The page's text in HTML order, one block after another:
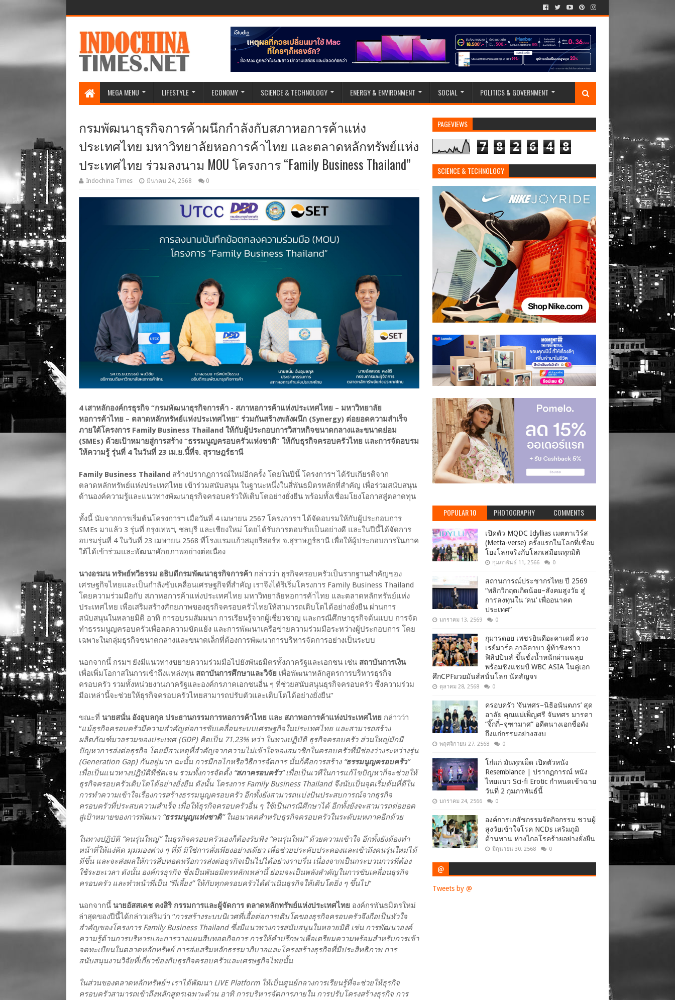
MEGA MENU LIFESTYLE ECONOMY SCIENCE & TECHNOLOGY ENERGY & ENVIRONMENT SOCIAL POLITICS & GOVERNMENT
กรมพัฒนาธุรกิจการค้าผนึกกำลังกับสภาหอการค้าแห่ง
ประเทศไทย มหาวิทยาลัยหอการค้าไทย และตลาดหลักทรัพย์แห่ง
ประเทศไทย ร่วมลงนาม MOU โครงการ “Family Business Thailand”
Indochina Times มีนาคม 24, 2568 0
4 เสาหลักองค์กรธุรกิจ “กรมพัฒนาธุรกิจการค้า - สภาหอการค้าแห่งประเทศไทย – มหาวิทยาลัย
หอการค้าไทย – ตลาดหลักทรัพย์แห่งประเทศไทย” ร่วมกันสร้างพลังผนึก (Synergy) ต่อยอดความสำเร็จ
ภายใต้โครงการ Family Business Thailand ให้กับผู้ประกอบการวิสาหกิจขนาดกลางและขนาดย่อม
(SMEs) ด้วยเป้าหมายสู่การสร้าง “ธรรมนูญครอบครัวแห่งชาติ” ให้กับธุรกิจครอบครัวไทย และการจัดอบรม
ให้ความรู้ รุ่นที่ 4 ในวันที่ 23 เม.ย.นี้ที่จ. สุราษฎร์ธานี
Family Business Thailand สร้างปรากฏการณ์ใหม่อีกครั้ง โดยในปีนี้ โครงการฯ ได้รับเกียรติจาก
ตลาดหลักทรัพย์แห่งประเทศไทย เข้าร่วมสนับสนุน ในฐานะหนึ่งในสี่พันธมิตรหลักที่สำคัญ เพื่อร่วมสนับสนุน
ด้านองค์ความรู้และแนวทางพัฒนาธุรกิจครอบครัวให้เติบโตอย่างยั่งยืน พร้อมทั้งเชื่อมโยงโอกาสสู่ตลาดทุน
ทั้งนี้ นับจากการเริ่มต้นโครงการฯ เมื่อวันที่ 4 เมษายน 2567 โครงการฯ ได้จัดอบรมให้กับผู้ประกอบการ
SMEs มาแล้ว 3 รุ่นที่ กรุงเทพฯ, ชลบุรี และเชียงใหม่ โดยได้รับการตอบรับเป็นอย่างดี และในปีนี้ได้จัดการ
อบรมรุ่นที่ 4 ในวันที่ 23 เมษายน 2568 ที่โรงแรมแก้วสมุยรีสอร์ท จ.สุราษฎร์ธานี เพื่อให้ผู้ประกอบการในภาค
ใต้ได้เข้าร่วมและพัฒนาศักยภาพอย่างต่อเนื่อง
นางอรมน ทรัพย์ทวีธรรม อธิบดีกรมพัฒนาธุรกิจการค้า กล่าวว่า ธุรกิจครอบครัวเป็นรากฐานสำคัญของ
เศรษฐกิจไทยและเป็นกำลังขับเคลื่อนเศรษฐกิจที่สำคัญ เราจึงได้ริเริ่มโครงการ Family Business Thailand
โดยความร่วมมือกับ สภาหอการค้าแห่งประเทศไทย มหาวิทยาลัยหอการค้าไทย และตลาดหลักทรัพย์แห่ง
ประเทศไทย เพื่อเสริมสร้างศักยภาพของธุรกิจครอบครัวไทยให้สามารถเติบโตได้อย่างยั่งยืน ผ่านการ
สนับสนุนในหลายมิติ อาทิ การอบรมสัมมนา การเรียนรู้จากผู้เชี่ยวชาญ และกรณีศึกษาธุรกิจต้นแบบ การจัด
ทำธรรมนูญครอบครัวเพื่อลดความขัดแย้ง และการพัฒนาเครือข่ายความร่วมมือระหว่างผู้ประกอบการ โดย
เฉพาะในกลุ่มธุรกิจขนาดกลางและขนาดเล็กที่ต้องการพัฒนาการบริหารจัดการอย่างเป็นระบบ
นอกจากนี้ กรมฯ ยังมีแนวทางขยายความร่วมมือไปยังพันธมิตรทั้งภาครัฐและเอกชน เช่น สถาบันการเงิน
เพื่อเพิ่มโอกาสในการเข้าถึงแหล่งทุน สถาบันการศึกษาและวิจัย เพื่อพัฒนาหลักสูตรการบริหารธุรกิจ
ครอบครัว รวมทั้งหน่วยงานภาครัฐและองค์กรภาคเอกชนอื่น ๆ ที่ช่วยสนับสนุนธุรกิจครอบครัว ซึ่งความร่วม
มือเหล่านี้จะช่วยให้ธุรกิจครอบครัวไทยสามารถปรับตัวและเติบโตได้อย่างยั่งยืน”
ขณะที่ นายสนั่น อังอุบลกุล ประธานกรรมการหอการค้าไทย และ สภาหอการค้าแห่งประเทศไทย กล่าวว่า
“แม้ธุรกิจครอบครัวมีความสำคัญต่อการขับเคลื่อนระบบเศรษฐกิจในประเทศไทย และสามารถสร้าง
ผลิตภัณฑ์มวลรวมของประเทศ (GDP) คิดเป็น 71.23% ทว่า ในทางปฏิบัติ ธุรกิจครอบครัว ส่วนใหญ่มักมี
ปัญหาการส่งต่อธุรกิจ โดยมีสาเหตุที่สำคัญจากความไม่เข้าใจของสมาชิกในครอบครัวที่มีช่องว่างระหว่างรุ่น
(Generation Gap) กันอยู่มาก ฉะนั้น การมีกลไกหรือวิธีการจัดการ นั่นก็คือการสร้าง “ธรรมนูญครอบครัว”
เพื่อเป็นแนวทางปฏิบัติที่ชัดเจน รวมทั้งการจัดตั้ง “สภาครอบครัว” เพื่อเป็นเวทีในการแก้ไขปัญหาก็จะช่วยให้
ธุรกิจครอบครัวเติบโตได้อย่างยั่งยืน ดังนั้น โครงการ Family Business Thailand จึงนับเป็นจุดเริ่มต้นที่ดีใน
การทำความเข้าใจเรื่องการสร้างธรรมนูญครอบครัว อีกทั้งยังสามารถแบ่งปันประสบการณ์จากธุรกิจ
ครอบครัวที่ประสบความสำเร็จ เพื่อให้ธุรกิจครอบครัวอื่น ๆ ใช้เป็นกรณีศึกษาได้ อีกทั้งยังจะสามารถต่อยอด
สู่เป้าหมายของการพัฒนา “ธรรมนูญแห่งชาติ” ในอนาคตสำหรับธุรกิจครอบครัวในระดับมหภาคอีกด้วย
ในทางปฏิบัติ “คนรุ่นใหญ่” ในธุรกิจครอบครัวเองก็ต้องรับฟัง “คนรุ่นใหม่” ด้วยความเข้าใจ อีกทั้งยังต้องทำ
หน้าที่ให้แง่คิด มุมมองต่าง ๆ ที่ดี มิใช่การสั่งเพียงอย่างเดียว เพื่อช่วยประคับประคองและเข้าถึงคนรุ่นใหม่ได้
ดีขึ้น และจะส่งผลให้การสืบทอดหรือการส่งต่อธุรกิจเป็นไปได้อย่างราบรื่น เนื่องจากเป็นกระบวนการที่ต้อง
ใช้ระยะเวลา ดังนั้น องค์กรธุรกิจ ซึ่งเป็นพันธมิตรหลักเหล่านี้ ย่อมจะเป็นพลังสำคัญในการขับเคลื่อนธุรกิจ
ครอบครัว และทำหน้าที่เป็น “พี่เลี้ยง” ให้กับทุกครอบครัวได้ดำเนินธุรกิจให้เติบโตยิ่ง ๆ ขึ้นไป”
นอกจากนี้ นายอัสสเดช คงสิริ กรรมการและผู้จัดการ ตลาดหลักทรัพย์แห่งประเทศไทย องค์กรพันธมิตรใหม่
ล่าสุดของปีนี้ได้กล่าวเสริมว่า “การสร้างระบบนิเวศที่เอื้อต่อการเติบโตของธุรกิจครอบครัวจึงถือเป็นหัวใจ
สำคัญของโครงการ Family Business Thailand ซึ่งมีแนวทางการสนับสนุนในหลายมิติ เช่น การพัฒนาองค์
ความรู้ด้านการบริหารและการวางแผนสืบทอดกิจการ การให้คำปรึกษาเพื่อเตรียมความพร้อมสำหรับการเข้า
จดทะเบียนในตลาดหลักทรัพย์ การส่งเสริมหลักธรรมาภิบาลและโครงสร้างธุรกิจที่มีประสิทธิภาพ การ
สนับสนุนงานวิจัยที่เกี่ยวข้องกับธุรกิจครอบครัวและเศรษฐกิจไทยนั้น
ในส่วนของตลาดหลักทรัพย์ฯ เราได้พัฒนา LiVE Platform ให้เป็นศูนย์กลางการเรียนรู้ที่จะช่วยให้ธุรกิจ
ครอบครัวสามารถเข้าถึงหลักสูตรเฉพาะด้าน อาทิ การบริหารจัดการภายใน การปรับโครงสร้างธุรกิจ การ
PAGEVIEWS
7 8 2 6 4 8
SCIENCE & TECHNOLOGY
POPULAR 10 PHOTOGRAPHY COMMENTS
เปิดตัว MQDC Idyllias เมตตาเวิร์ส
(Metta-verse) ครั้งแรกในโลกที่เชื่อม
โยงโลกจริงกับโลกเสมือนทุกมิติ
กุมภาพันธ์ 11, 2566 0
สถานการณ์ประชากรไทย ปี 2569
“พลิกวิกฤตเกิดน้อย–สังคมสูงวัย สู่
การลงทุนใน ‘คน’ เพื่ออนาคต
ประเทศ”
มกราคม 13, 2569 0
กุมารดอย เพชรยินดีอะคาเดมี่ ควง
เรย์มาร์ค อาลิคาบา ผู้ท้าชิงชาว
ฟิลิปปินส์ ขึ้นชั่งน้ำหนักผ่านฉลุย
พร้อมชิงแชมป์ WBC ASIA ในคู่เอก
ศึกCPFมวยมันส์สนั่นโลก นัดสัญจร
ตุลาคม 28, 2568 0
ครอบครัว ‘จันทศร–นิธิอนันตภร’ สุด
อาลัย คุณแม่เพ็ญศรี จันทศร มารดา
“จิ๊กกี๋–จุฑามาศ” อดีตนางเอกชื่อดัง
ถึงแก่กรรมอย่างสงบ
พฤศจิกายน 27, 2568 0
โก๋แก่ มันทุกเม็ด เปิดตัวหนัง
Resemblance | ปรากฏการณ์ หนัง
ไทยแนว Sci-fi Erotic กำหนดเข้าฉาย
วันที่ 2 กุมภาพันธ์นี้
มกราคม 24, 2566 0
องค์การเภสัชกรรมจัดกิจกรรม ชวนผู้
สูงวัยเข้าใจโรค NCDs เสริมภูมิ
ต้านทาน ห่างไกลโรคร้ายอย่างยั่งยืน
มิถุนายน 30, 2568 0
@
Tweets by @